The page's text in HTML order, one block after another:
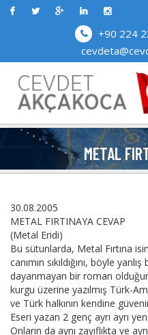
+90 224
METAL
30.08.2005
METAL FIRTINAYA CEVAP
(Metal Eridi)
Bu sütunlarda, Metal Fırtına
canımın sıkıldığını, böyle
dayanmayan bir roman
kurgu üzerine yazılmış Türk-
ve Türk halkının kendine
Eseri yazan 2 genç ayrı ayrı
Onların da aynı zayıflıkta ve